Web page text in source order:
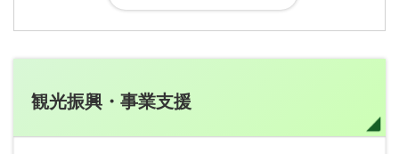
観光振興・事業支援